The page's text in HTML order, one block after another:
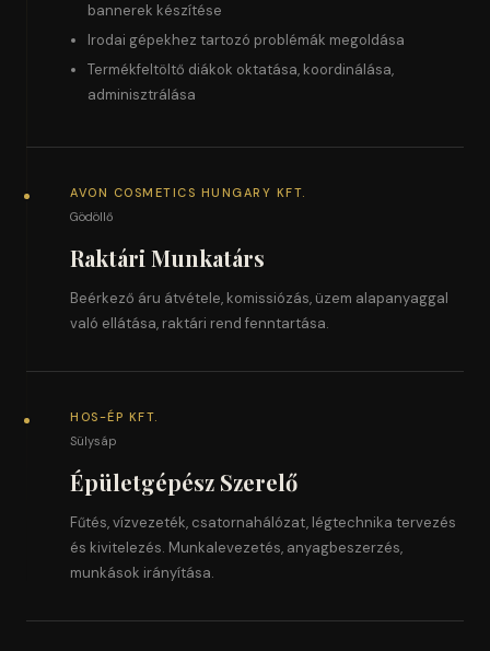
bannerek készítése
Irodai gépekhez tartozó problémák megoldása
Termékfeltöltő diákok oktatása, koordinálása,
adminisztrálása
AVON COSMETICS HUNGARY KFT.
Gödöllő
Raktári Munkatárs
Beérkező áru átvétele, komissiózás, üzem alapanyaggal
való ellátása, raktári rend fenntartása.
HOS-ÉP KFT.
Sülysáp
Épületgépész Szerelő
Fűtés, vízvezeték, csatornahálózat, légtechnika tervezés
és kivitelezés. Munkalevezetés, anyagbeszerzés,
munkások irányítása.